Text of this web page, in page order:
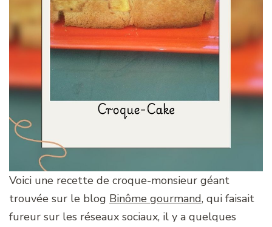
Voici une recette de croque-monsieur géant
trouvée sur le blog Binôme gourmand, qui faisait
fureur sur les réseaux sociaux, il y a quelques